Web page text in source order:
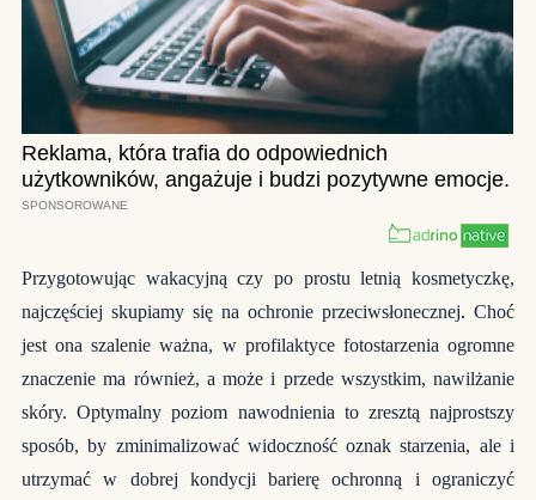
Przygotowując wakacyjną czy po prostu letnią kosmetyczkę,
najczęściej skupiamy się na ochronie przeciwsłonecznej. Choć
jest ona szalenie ważna, w profilaktyce fotostarzenia ogromne
znaczenie ma również, a może i przede wszystkim, nawilżanie
skóry. Optymalny poziom nawodnienia to zresztą najprostszy
sposób, by zminimalizować widoczność oznak starzenia, ale i
utrzymać w dobrej kondycji barierę ochronną i ograniczyć